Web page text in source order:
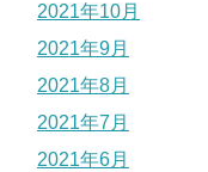
2021年10月
2021年9月
2021年8月
2021年7月
2021年6月